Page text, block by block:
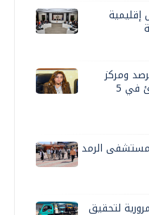
ومركز
سيطرة الشبكة الوطنية للطوارئ في 5
الرمد
لتحقيق